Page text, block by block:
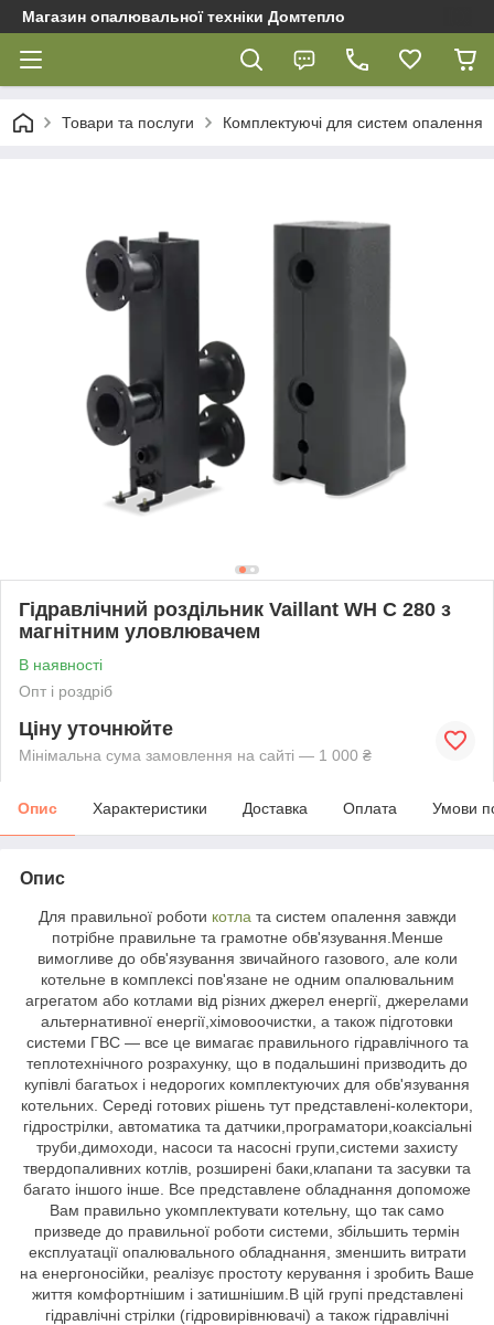
Магазин опалювальної техніки Домтепло
Товари та послуги Комплектуючі для систем опалення
Гідравлічний роздільник Vaillant WH C 280 з
магнітним уловлювачем
В наявності
Опт і роздріб
Ціну уточнюйте
Мінімальна сума замовлення на сайті — 1 000 ₴
Опис Характеристики Доставка Оплата Умови
Опис
Для правильної роботи котла та систем опалення завжди
потрібне правильне та грамотне обв'язування.Менше
вимогливе до обв'язування звичайного газового, але коли
котельне в комплексі пов'язане не одним опалювальним
агрегатом або котлами від різних джерел енергії, джерелами
альтернативної енергії,хімовоочистки, а також підготовки
системи ГВС — все це вимагає правильного гідравлічного та
теплотехнічного розрахунку, що в подальшині призводить до
купівлі багатьох і недорогих комплектуючих для обв'язування
котельних. Середі готових рішень тут представлені-колектори,
гідрострілки, автоматика та датчики,програматори,коаксіальні
труби,димоходи, насоси та насосні групи,системи захисту
твердопаливних котлів, розширені баки,клапани та засувки та
багато іншого інше. Все представлене обладнання допоможе
Вам правильно укомплектувати котельну, що так само
призведе до правильної роботи системи, збільшить термін
експлуатації опалювального обладнання, зменшить витрати
на енергоносійки, реалізує простоту керування і зробить Ваше
життя комфортнішим і затишнішим.В цій групі представлені
гідравлічні стрілки (гідровирівнювачі) а також гідравлічні